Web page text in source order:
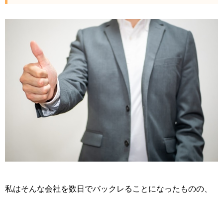
私はそんな会社を数日でバックレることになったものの、